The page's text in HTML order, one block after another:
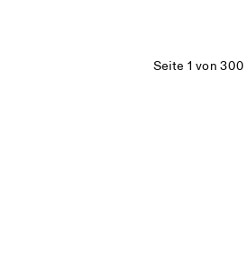
Seite 1 von 300